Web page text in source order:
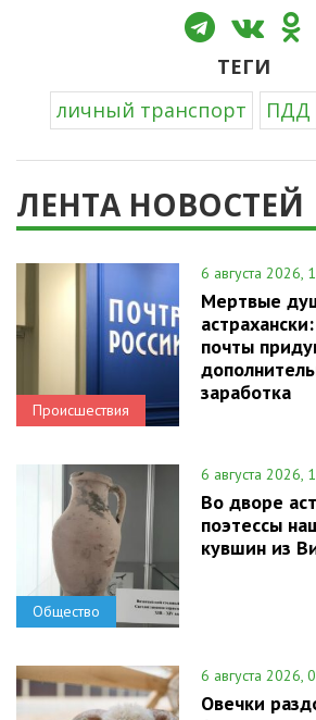
ТЕГИ
личный транспорт
ПДД
ЛЕНТА НОВОСТЕЙ
Происшествия
6 августа 2026,
Мертвые
почты
заработка
Общество
6 августа 2026,
Во дворе
поэтессы
кувшин из
6 августа 2026,
Овечки